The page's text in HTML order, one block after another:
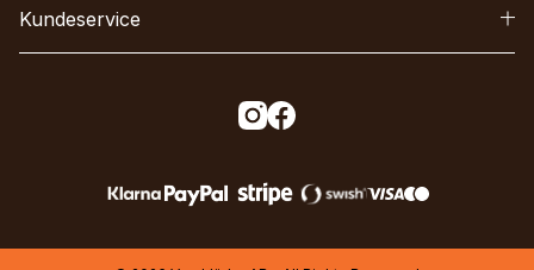
Kundeservice